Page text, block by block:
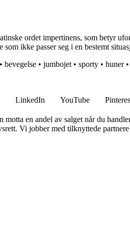
ordet impertinens, som betyr
ikke passer seg i en bestemt
• bevegelse • jumbojet • sporty • huner•
LinkedIn YouTube
en andel av salget når du
Vi jobber med tilknyttede